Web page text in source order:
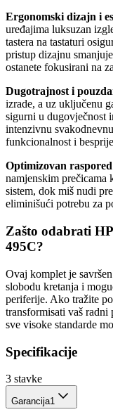
Ergonomski dizajn i
uređajima luksuzan
tastera na tastaturi
pristup dizajnu
ostanete fokusirani na
Dugotrajnost i
izrade, a uz uključenu
sigurni u dugovječnost
intenzivnu
funkcionalnost i
Optimizovan
namjenskim
sistem, dok miš nudi
eliminišući potrebu za
Zašto odabrati
495C?
Ovaj komplet je
slobodu kretanja i
periferije. Ako tražite
transformisati vaš radni
sve visoke standarde
Specifikacije
3 stavke
Garancija1